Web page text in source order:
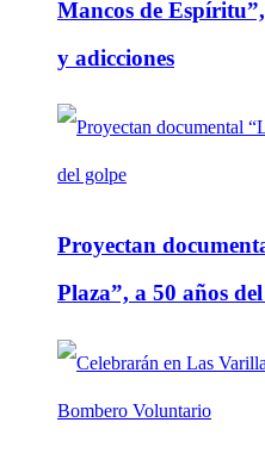
Mancos de
y adicciones
Proyectan
Plaza”, a 50 años